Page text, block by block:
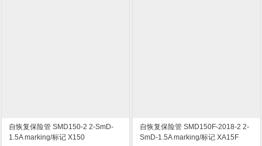
自恢复保险管 SMD150-2 2-SmD-
1.5A marking/标记 X150
自恢复保险管 SMD150F-2018-2 2-
SmD-1.5A marking/标记 XA15F